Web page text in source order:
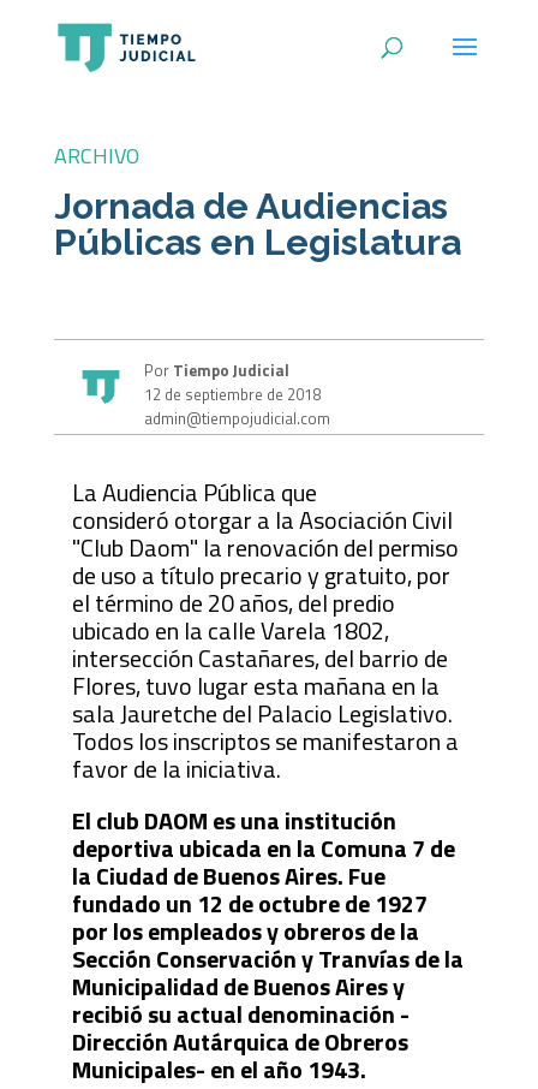
ARCHIVO
Jornada de Audiencias
Públicas en Legislatura
PorTiempo Judicial
12 de septiembre de 2018
admin@tiempojudicial.com
La Audiencia Pública que
consideró otorgar a la Asociación Civil
"Club Daom" la renovación del permiso
de uso a título precario y gratuito, por
el término de 20 años, del predio
ubicado en la calle Varela 1802,
intersección Castañares, del barrio de
Flores, tuvo lugar esta mañana en la
sala Jauretche del Palacio Legislativo.
Todos los inscriptos se manifestaron a
favor de la iniciativa.
El club DAOM es una institución
deportiva ubicada en la Comuna 7 de
la Ciudad de Buenos Aires. Fue
fundado un 12 de octubre de 1927
por los empleados y obreros de la
Sección Conservación y Tranvías de la
Municipalidad de Buenos Aires y
recibió su actual denominación -
Dirección Autárquica de Obreros
Municipales- en el año 1943.